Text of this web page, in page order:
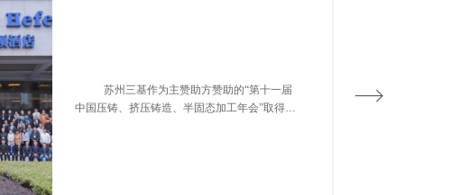
苏州三基作为主赞助方赞助的“第十一届
中国压铸、挤压铸造、半固态加工年会”取得圆